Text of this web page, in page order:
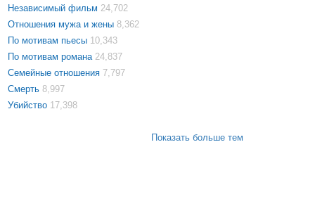
Независимый фильм 24,702
Отношения мужа и жены 8,362
По мотивам пьесы 10,343
По мотивам романа 24,837
Семейные отношения 7,797
Смерть 8,997
Убийство 17,398
Показать больше тем